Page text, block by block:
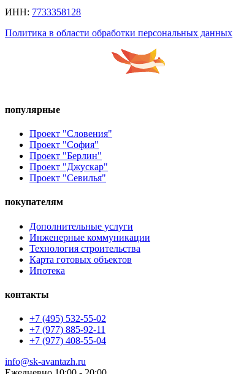
ИНН: 7733358128
Политика в области обработки персональных данных
популярные
Проект "Словения"
Проект "София"
Проект "Берлин"
Проект "Джускар"
Проект "Севилья"
покупателям
Дополнительные услуги
Инженерные коммуникации
Технология строительства
Карта готовых объектов
Ипотека
контакты
+7 (495) 532-55-02
+7 (977) 885-92-11
+7 (977) 408-55-04
info@sk-avantazh.ru